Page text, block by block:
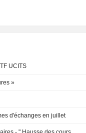
UCITS
»
d'échanges en juillet